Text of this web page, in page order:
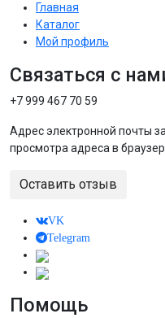
Главная
Каталог
Мой профиль
Связаться с
+7 999 467 70 59
Адрес электронной почты
просмотра адреса в
Оставить отзыв
VK
Telegram
Помощь